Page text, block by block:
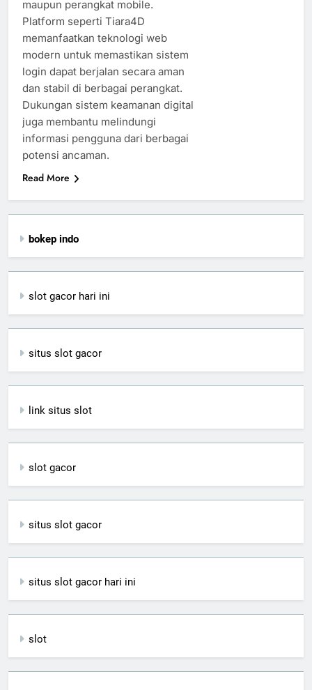
maupun perangkat mobile.
Platform seperti Tiara4D
memanfaatkan teknologi web
modern untuk memastikan sistem
login dapat berjalan secara aman
dan stabil di berbagai perangkat.
Dukungan sistem keamanan digital
juga membantu melindungi
informasi pengguna dari berbagai
potensi ancaman.
Read More
bokep indo
slot gacor hari ini
situs slot gacor
link situs slot
slot gacor
situs slot gacor
situs slot gacor hari ini
slot